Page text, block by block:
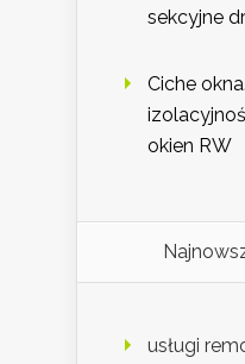
sekcyjne
Ciche
okien RW
usługi